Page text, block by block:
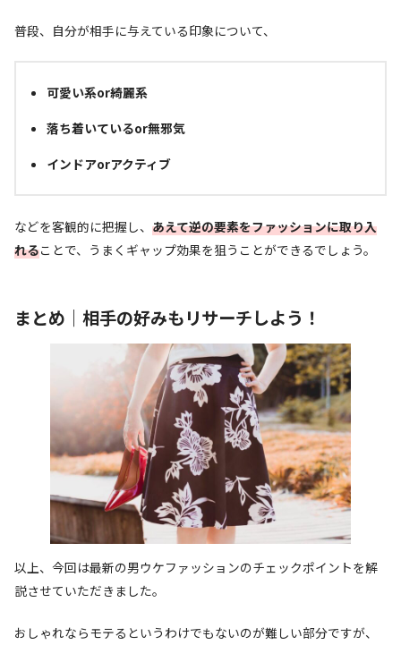
普段、自分が相手に与えている印象について、
可愛い系or綺麗系
落ち着いているor無邪気
インドアorアクティブ
などを客観的に把握し、 あえて逆の要素をファッションに取り入
れることで、うまくギャップ効果を狙うことができるでしょう。
まとめ｜相手の好みもリサーチしよう！
以上、今回は最新の男ウケファッションのチェックポイントを解
説させていただきました。
おしゃれならモテるというわけでもないのが難しい部分ですが、